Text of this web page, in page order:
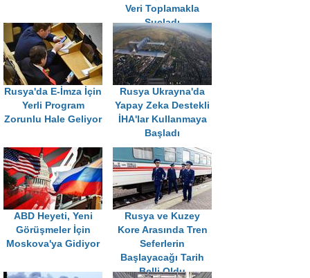
Veri Toplamakla
Suçladı
Rusya'da E-İmza İçin
Yerli Program
Zorunlu Hale Geliyor
Rusya Ukrayna'da
Yapay Zeka Destekli
İHA'lar Kullanmaya
Başladı
ABD Heyeti, Yeni
Görüşmeler İçin
Moskova'ya Gidiyor
Rusya ve Kuzey
Kore Arasında Tren
Seferlerin
Başlayacağı Tarih
Belli Oldu